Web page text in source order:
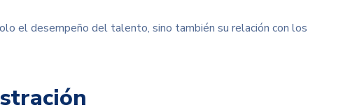
el desempeño del talento, sino también su relación con los